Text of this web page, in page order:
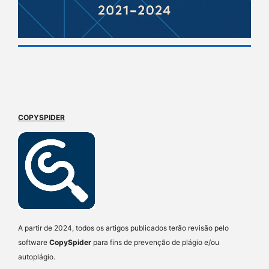
COPYSPIDER
A partir de 2024, todos os artigos publicados terão revisão pelo
software CopySpider para fins de prevenção de plágio e/ou
autoplágio.